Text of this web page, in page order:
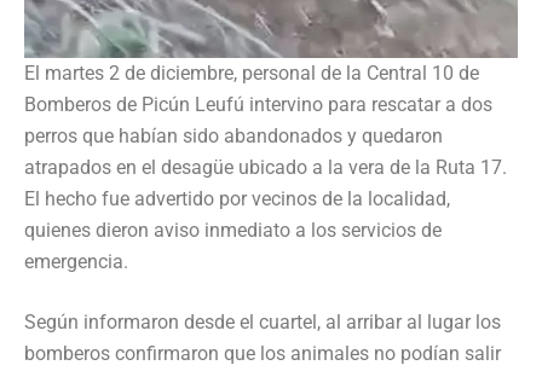
El martes 2 de diciembre, personal de la Central 10 de
Bomberos de Picún Leufú intervino para rescatar a dos
perros que habían sido abandonados y quedaron
atrapados en el desagüe ubicado a la vera de la Ruta 17.
El hecho fue advertido por vecinos de la localidad,
quienes dieron aviso inmediato a los servicios de
emergencia.
Según informaron desde el cuartel, al arribar al lugar los
bomberos confirmaron que los animales no podían salir